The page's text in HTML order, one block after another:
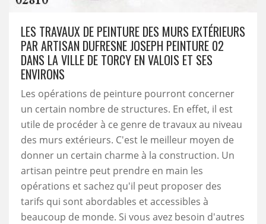
LES TRAVAUX DE PEINTURE DES MURS EXTÉRIEURS
PAR ARTISAN DUFRESNE JOSEPH PEINTURE 02
DANS LA VILLE DE TORCY EN VALOIS ET SES
ENVIRONS
Les opérations de peinture pourront concerner
un certain nombre de structures. En effet, il est
utile de procéder à ce genre de travaux au niveau
des murs extérieurs. C'est le meilleur moyen de
donner un certain charme à la construction. Un
artisan peintre peut prendre en main les
opérations et sachez qu'il peut proposer des
tarifs qui sont abordables et accessibles à
beaucoup de monde. Si vous avez besoin d'autres